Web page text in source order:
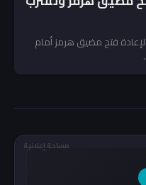
فتح مضيق هرمز أمام
مساحة إعلانية